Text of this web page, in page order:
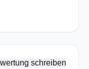
schreiben